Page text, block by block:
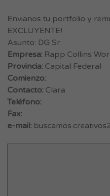
Envianos tu portfolio y
EXCLUYENTE!
Asunto: DG Sr.
Empresa: Rapp Collins
Provincia: Capital Federal
Comienzo:
Contacto: Clara
Teléfono:
Fax:
e-mail: